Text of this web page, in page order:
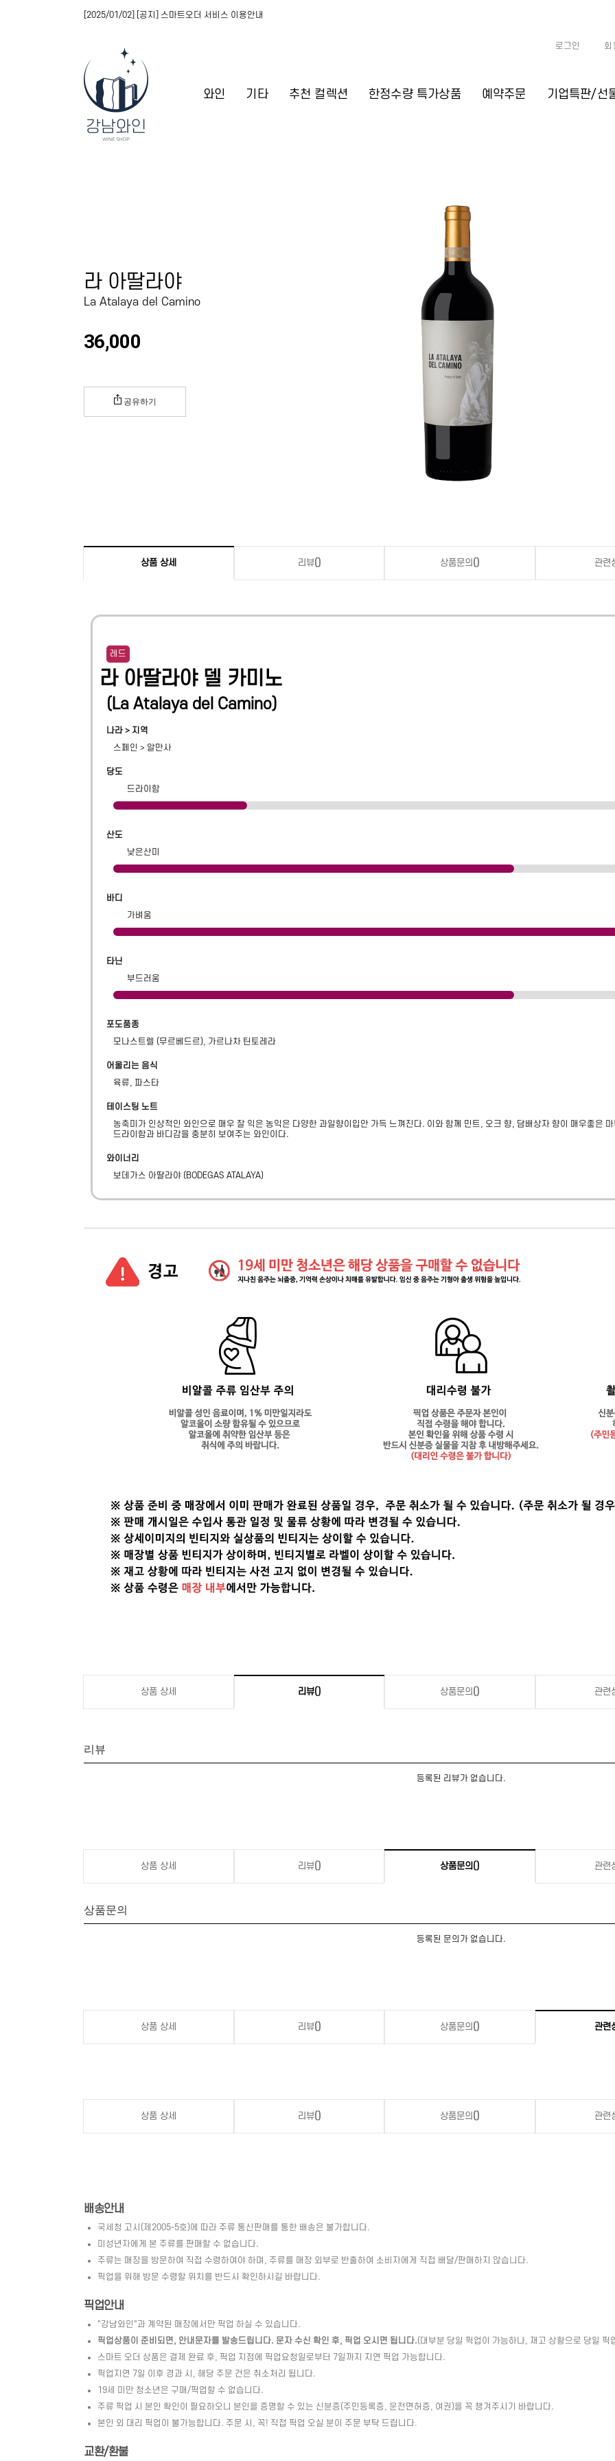
와인 기타 추천 컬렉션 한정수량 특가상품 예약주문 기업특판/선
[2025/01/02] [공지] 스마트오더 서비스 이용안내
로그인 회
라 아딸라야
La Atalaya del Camino
36,000
공유하기
상품 상세 리뷰() 상품문의 () 관련
레드
라 아딸라야 델 카미노
(La Atalaya del Camino)
나라 > 지역
스페인 > 알만사
당도
드라이함
산도
낮은산미
바디
가벼움
타닌
부드러움
포도품종
모나스트렐 (무르베드르), 가르나차 틴토레라
어울리는 음식
육류, 파스타
테이스팅 노트
농축미가 인상적인 와인으로 매우 잘 익은 농익은 다양한 과일향이입안 가득 느껴진다. 이와 함께 민트, 오크 향, 담배상자 향이 매우좋은
드라이함과 바디감을 충분히 보여주는 와인이다.
와이너리
보데가스 아딸라야 ( BODEGAS ATALAYA)
상품 상세 리뷰() 상품문의 () 관련
리뷰
등록된 리뷰가 없습니다.
상품 상세 리뷰() 상품문의 () 관련
상품문의
등록된 문의가 없습니다.
상품 상세 리뷰() 상품문의 () 관련
상품 상세 리뷰() 상품문의 () 관련
배송안내
국세청 고시(제2005-5호)에 따라 주류 통신판매를 통한 배송은 불가합니다.
미성년자에게 본 주류를 판매할 수 없습니다.
주류는 매장을 방문하여 직접 수령하여야 하며, 주류를 매장 외부로 반출하여 소비자에게 직접 배달/판매하지 않습니다.
픽업을 위해 방문 수령할 위치를 반드시 확인하시길 바랍니다.
픽업안내
"강남와인"과 계약된 매장에서만 픽업 하실 수 있습니다.
픽업상품이 준비되면, 안내문자를 발송드립니다. 문자 수신 확인 후, 픽업 오시면 됩니다.(대부분 당일 픽업이 가능하나, 재고 상황으로 당일
스마트 오더 상품은 결제 완료 후, 픽업 지점에 픽업요청일로부터 7일까지 지연 픽업 가능합니다.
픽업지연 7일 이후 경과 시, 해당 주문 건은 취소처리 됩니다.
19세 미만 청소년은 구매/픽업할 수 없습니다.
주류 픽업 시 본인 확인이 필요하오니 본인을 증명할 수 있는 신분증(주민등록증, 운전면허증, 여권)을 꼭 챙겨주시기 바랍니다.
본인 외 대리 픽업이 불가능합니다. 주문 시, 꼭! 직접 픽업 오실 분이 주문 부탁 드립니다.
교환/환불